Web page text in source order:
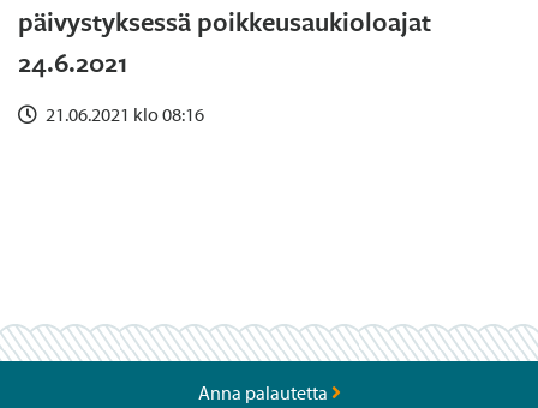
päivystyksessä poikkeusaukioloajat
24.6.2021
21.06.2021 klo 08:16
Anna palautetta